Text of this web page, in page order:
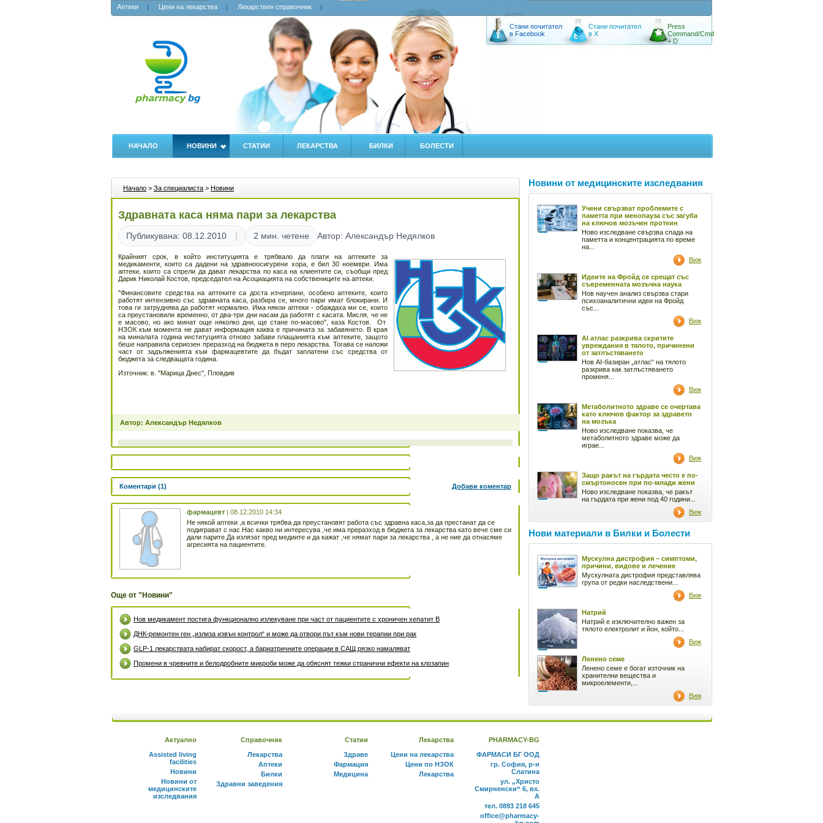
Аптеки Цени на лекарства Лекарствен справочник
Стани почитател
в Facebook
Стани почитател
в X
Press
Command/Cmd
+ D
НАЧАЛО НОВИНИ СТАТИИ ЛЕКАРСТВА БИЛКИ БОЛЕСТИ
Начало > За специалиста > Новини
Здравната каса няма пари за лекарства
Публикувана: 08.12.2010 2 мин. четене Автор: Александър Недялков
Крайният срок, в който институцията е трябвало да плати на аптеките за
медикаменти, които са дадени на здравноосигурени хора, е бил 30 ноември. Има
аптеки, които са спрели да дават лекарства по каса на клиентите си, съобщи пред
Дарик Николай Костов, председател на Асоциацията на собствениците на аптеки.
"Финансовите средства на аптеките са доста изчерпани, особено аптеките, които
работят интензивно със здравната каса, разбира се, много пари имат блокирани. И
това ги затруднява да работят нормално. Има някои аптеки - обаждаха ми се, които
са преустановили временно, от два-три дни насам да работят с касата. Мисля, че не
е масово, но ако минат още няколко дни, ще стане по-масово", каза Костов. От
НЗОК към момента не дават информация каква е причината за забавянето. В края
на миналата година институцията отново забави плащанията към аптеките, защото
беше направила сериозен преразход на бюджета в перо лекарства. Тогава се наложи
част от задълженията към фармацевтите да бъдат заплатени със средства от
бюджета за следващата година.
Източник: в. "Марица Днес", Пловдив
Автор: Александър Недялков
Коментари (1) Добави коментар
фармацевт | 08.12.2010 14:34
Не някой аптеки ,а всички трябва да преустановят работа със здравна каса,за да престанат да се
подиграват с нас.Нас какво ни интересува ,че има преразход в бюджета за лекарства като вече сме си
дали парите.Да излязат пред медиите и да кажат ,че нямат пари за лекарства , а не ние да отнасяме
агресията на пациентите.
Още от "Новини"
Нов медикамент постига функционално излекуване при част от пациентите с хроничен хепатит B
ДНК-ремонтен ген „излиза извън контрол“ и може да отвори път към нови терапии при рак
GLP-1 лекарствата набират скорост, а бариатричните операции в САЩ рязко намаляват
Промени в чревните и белодробните микроби може да обяснят тежки странични ефекти на клозапин
Новини от медицинските изследвания
Учени свързват проблемите с
паметта при менопауза със загуба
на ключов мозъчен протеин
Ново изследване свързва спада на
паметта и концентрацията по време
на...
Виж
Идеите на Фройд се срещат със
съвременната мозъчна наука
Нов научен анализ свързва стари
психоаналитични идеи на Фройд
със...
Виж
AI атлас разкрива скритите
увреждания в тялото, причинени
от затлъстяването
Нов AI-базиран „атлас“ на тялото
разкрива как затлъстяването
променя...
Виж
Метаболитното здраве се очертава
като ключов фактор за здравето
на мозъка
Ново изследване показва, че
метаболитното здраве може да
играе...
Виж
Защо ракът на гърдата често е по-
смъртоносен при по-млади жени
Ново изследване показва, че ракът
на гърдата при жени под 40 години...
Виж
Нови материали в Билки и Болести
Мускулна дистрофия – симптоми,
причини, видове и лечение
Мускулната дистрофия представлява
група от редки наследствени...
Виж
Натрий
Натрий е изключително важен за
тялото електролит и йон, който...
Виж
Ленено семе
Ленено семе е богат източник на
хранителни вещества и
микроелементи,...
Виж
Актуално
Assisted living
facilities
Новини
Новини от
медицинските
изследвания
Справочник
Лекарства
Аптеки
Билки
Здравни заведения
Статии
Здраве
Фармация
Медицина
Лекарства
Цени на лекарства
Цени по НЗОК
Лекарства
PHARMACY-BG
ФАРМАСИ БГ ООД
гр. София, р-н
Слатина
ул. „Христо
Смирненски“ 6, вх.
А
тел. 0893 218 645
office@pharmacy-